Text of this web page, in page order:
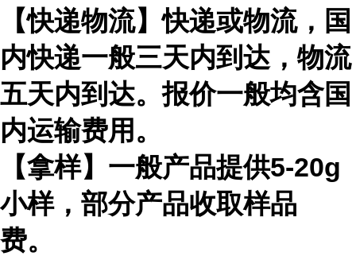
【快递物流】快递或物流，国
内快递一般三天内到达，物流
五天内到达。报价一般均含国
内运输费用。
【拿样】一般产品提供5-20g
小样，部分产品收取样品
费。